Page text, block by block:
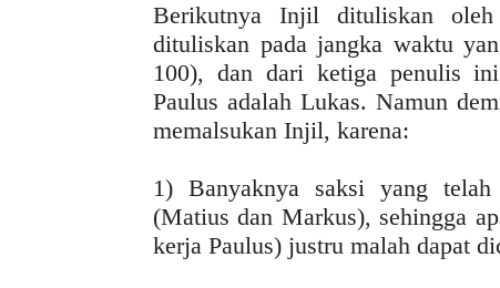
Berikutnya Injil dituliskan
dituliskan pada jangka waktu
100), dan dari ketiga penulis
Paulus adalah Lukas. Namun
memalsukan Injil, karena:
1) Banyaknya saksi yang
(Matius dan Markus), sehingga
kerja Paulus) justru malah dapat